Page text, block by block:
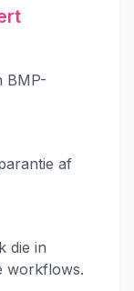
BMP-
af
die in
workflows.